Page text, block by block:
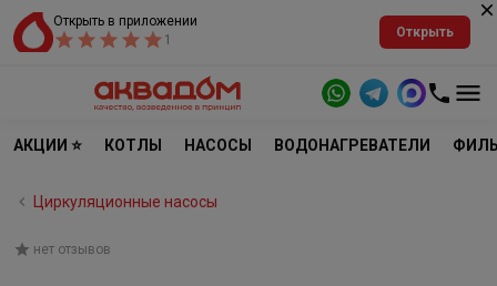
Открыть в приложении
1
Открыть
АКЦИИ ⭐ КОТЛЫ НАСОСЫ ВОДОНАГРЕВАТЕЛИ
Циркуляционные насосы
нет отзывов